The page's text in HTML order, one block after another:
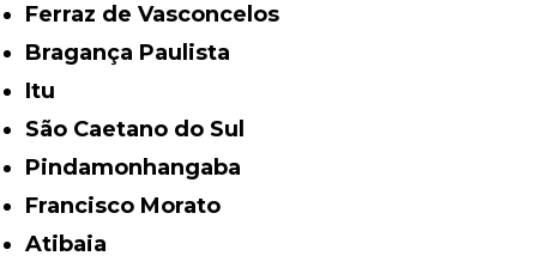
Ferraz de Vasconcelos
Bragança Paulista
Itu
São Caetano do Sul
Pindamonhangaba
Francisco Morato
Atibaia